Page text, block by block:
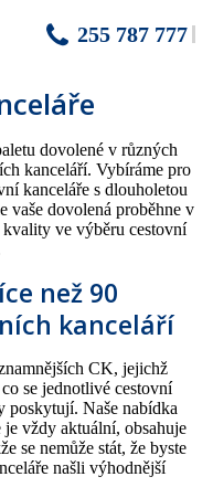
255 787 777
dovolené v různých
kanceláří. Vybíráme pro
kanceláře s dlouholetou
vaše dovolená proběhne v
kvality ve výběru cestovní
než 90
kanceláří
CK, jejichž
se jednotlivé cestovní
poskytují. Naše nabídka
je vždy aktuální, obsahuje
se nemůže stát, že byste
našli výhodnější